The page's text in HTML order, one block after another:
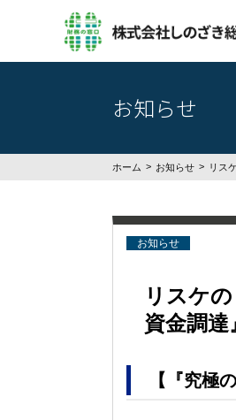
お知らせ
ホーム お知らせ リス
お知らせ
リスケ
資金調達
【『究極